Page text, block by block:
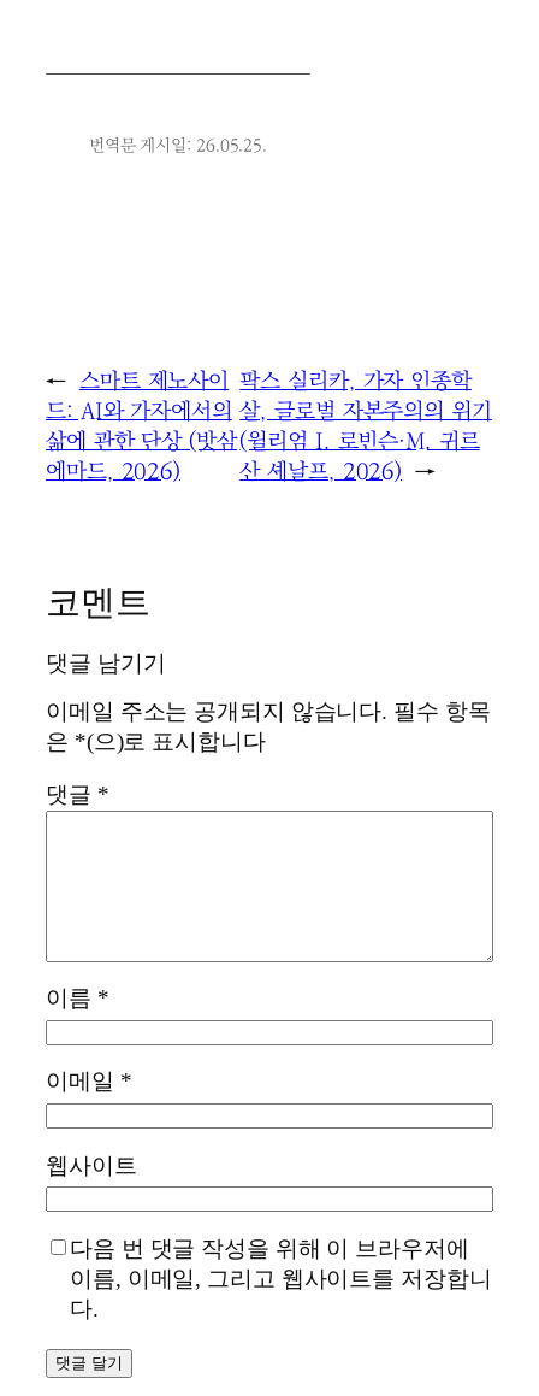
번역문 게시일: 26.05.25.
← 스마트 제노사이
드: AI와 가자에서의
삶에 관한 단상 (밧삼
에마드, 2026)
팍스 실리카, 가자 인종학
살, 글로벌 자본주의의 위기
(윌리엄 I. 로빈슨·M. 귀르
산 셰날프, 2026) →
코멘트
댓글 남기기
이메일 주소는 공개되지 않습니다. 필수 항목
은 *(으)로 표시합니다
댓글 *
이름 *
이메일 *
웹사이트
다음 번 댓글 작성을 위해 이 브라우저에
이름, 이메일, 그리고 웹사이트를 저장합니
다.